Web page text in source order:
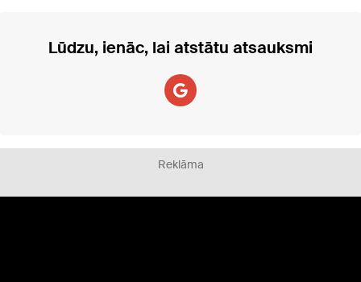
Lūdzu, ienāc, lai atstātu atsauksmi
Reklāma